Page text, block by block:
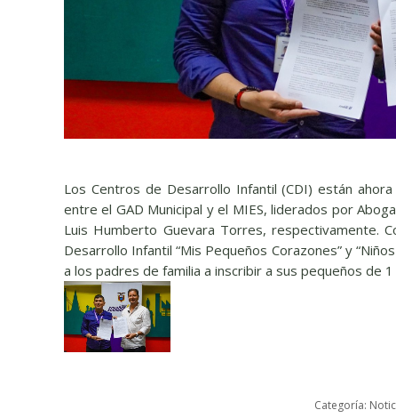
Los Centros de Desarrollo Infantil (CDI) están
entre el GAD Municipal y el MIES, liderados por
Luis Humberto Guevara Torres, respectivamente.
Desarrollo Infantil “Mis Pequeños Corazones” y
a los padres de familia a inscribir a sus pequeños de
Categoría: